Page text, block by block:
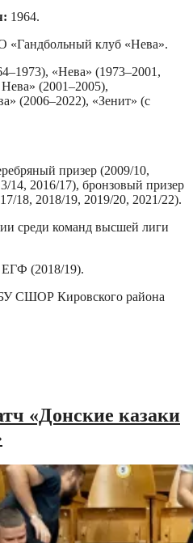
1964.
«Гандбольный клуб «Нева».
«Нева» (1973–2001,
(2001–2005),
(2006–2022), «Зенит» (с
призер (2009/10,
14, 2016/17), бронзовый призер
18, 2018/19, 2019/20, 2021/22).
среди команд высшей лиги
(2018/19).
СШОР Кировского района
«Донские казаки